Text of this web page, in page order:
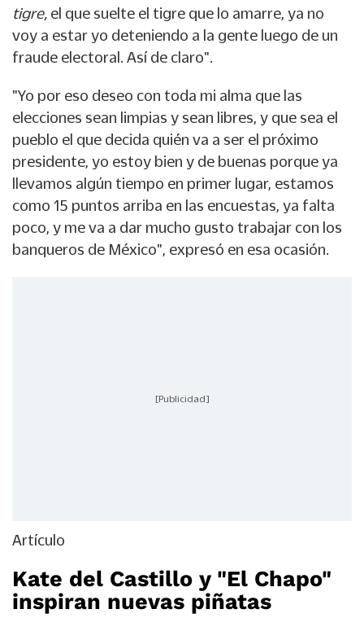
tigre, el que suelte el tigre que lo amarre, ya no
voy a estar yo deteniendo a la gente luego de un
fraude electoral. Así de claro".
"Yo por eso deseo con toda mi alma que las
elecciones sean limpias y sean libres, y que sea el
pueblo el que decida quién va a ser el próximo
presidente, yo estoy bien y de buenas porque ya
llevamos algún tiempo en primer lugar, estamos
como 15 puntos arriba en las encuestas, ya falta
poco, y me va a dar mucho gusto trabajar con los
banqueros de México", expresó en esa ocasión.
[Publicidad]
Artículo
Kate del Castillo y "El Chapo"
inspiran nuevas piñatas